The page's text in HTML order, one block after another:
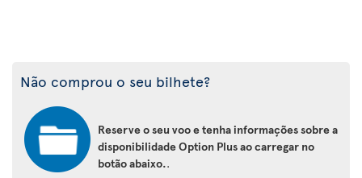
Não comprou o seu bilhete?
Reserve o seu voo e tenha informações sobre a
disponibilidade Option Plus ao carregar no
botão abaixo..